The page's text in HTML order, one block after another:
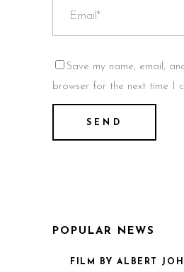
Save my name, email,
browser for the next time I
POPULAR NEWS
FILM BY ALBERT